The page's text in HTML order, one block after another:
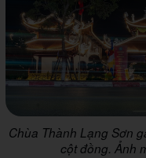
Chùa Thành Lạng Sơn
cột đồng. Ảnh